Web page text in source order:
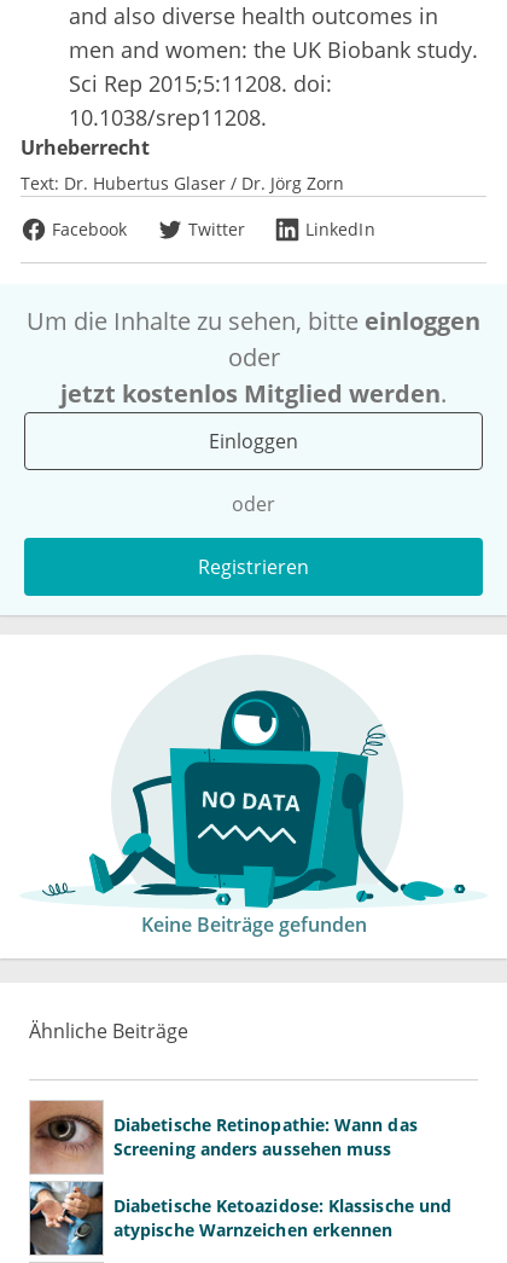
and also diverse health outcomes in
men and women: the UK Biobank study.
Sci Rep 2015;5:11208. doi:
10.1038/srep11208.
Urheberrecht
Text: Dr. Hubertus Glaser / Dr. Jörg Zorn
Facebook
Twitter LinkedIn
Um die Inhalte zu sehen, bitte einloggen
oder
jetzt kostenlos Mitglied werden.
Einloggen
oder
Registrieren
Keine Beiträge gefunden
Ähnliche Beiträge
Diabetische Retinopathie: Wann das
Screening anders aussehen muss
Diabetische Ketoazidose: Klassische und
atypische Warnzeichen erkennen